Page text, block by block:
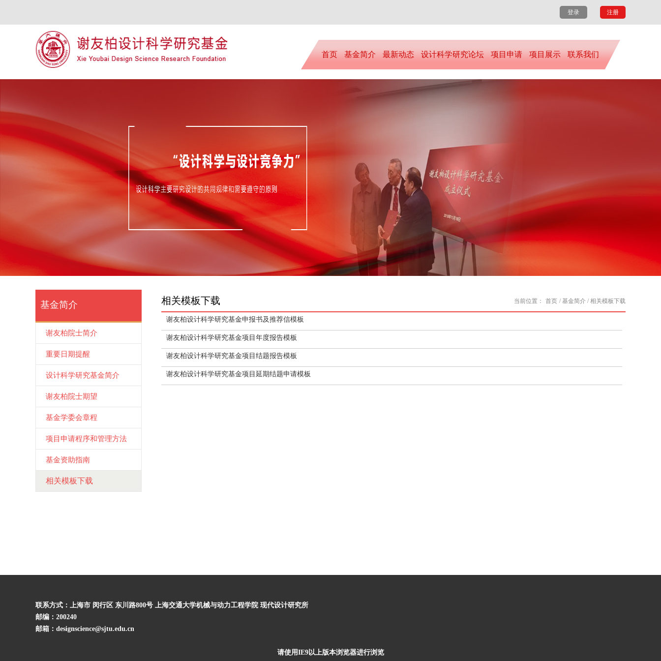
登录 注册
首页 基金简介 最新动态 设计科学研究论坛 项目申请 项目展示 联系我们
基金简介
谢友柏院士简介
重要日期提醒
设计科学研究基金简介
谢友柏院士期望
基金学委会章程
项目申请程序和管理方法
基金资助指南
相关模板下载
相关模板下载 当前位置： 首页 / 基金简介 / 相关模板下载
谢友柏设计科学研究基金申报书及推荐信模板
谢友柏设计科学研究基金项目年度报告模板
谢友柏设计科学研究基金项目结题报告模板
谢友柏设计科学研究基金项目延期结题申请模板
联系方式：上海市 闵行区 东川路800号 上海交通大学机械与动力工程学院 现代设计研究所
邮编：200240
邮箱：designscience@sjtu.edu.cn
请使用IE9以上版本浏览器进行浏览